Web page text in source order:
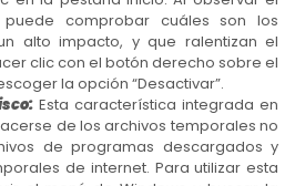
comprobar cuáles son los
alto impacto, y que ralentizan el
clic con el botón derecho sobre el
la opción “Desactivar”.
Esta característica integrada en
de los archivos temporales no
de programas descargados y
de internet. Para utilizar esta